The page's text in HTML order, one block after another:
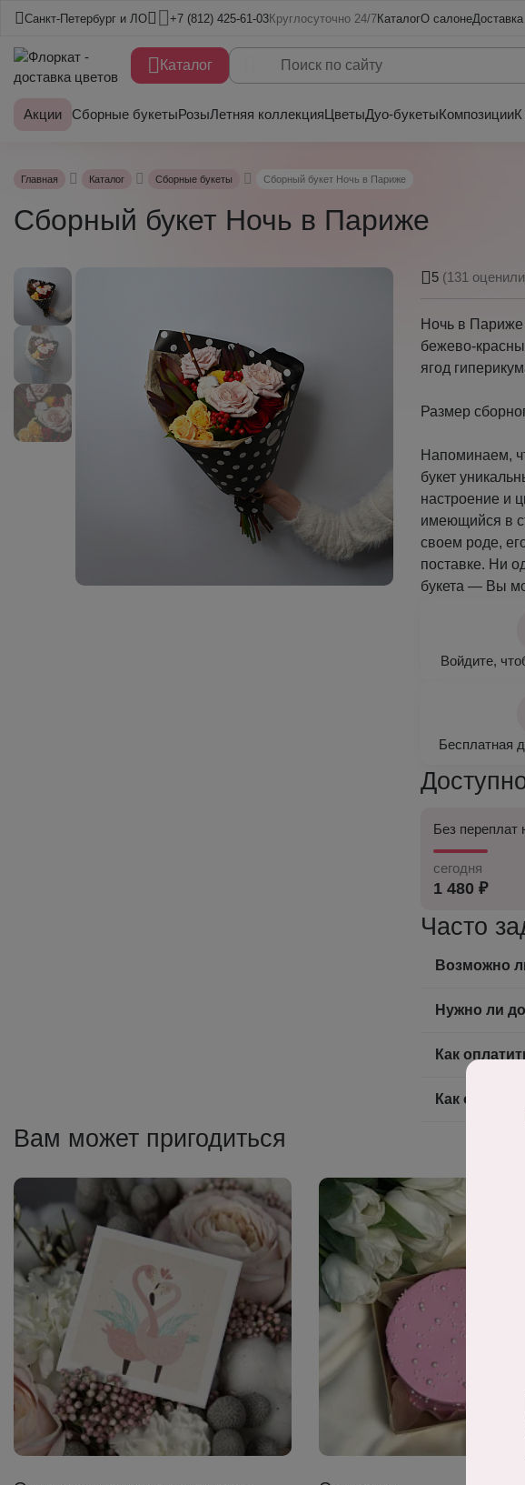
Санкт-Петербург и ЛО +7 (812) 425-61-03Круглосуточно 24/7КаталогО салонеДоставка
Каталог
Акции Сборные букетыРозыЛетняя коллекцияЦветыДуо-букетыКомпозицииК
Главная Каталог Сборные букеты Сборный букет Ночь в Париже
Сборный букет Ночь в Париже
5 (131
Ночь в
бежево-
ягод
Размер
Напоминаем,
букет
настроение и
имеющийся в
своем роде,
поставке. Ни
букета — Вы
Войдите,
Бесплатная
Без переплат
сегодня
1 480 ₽
Часто
Возможно
Нужно ли
Как
Как
Вам может пригодиться